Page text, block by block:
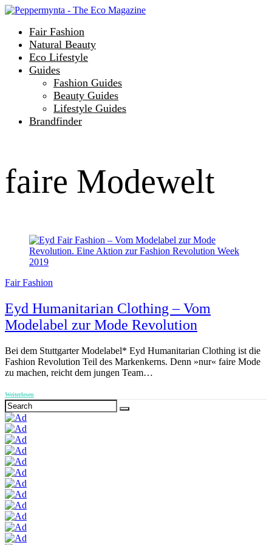
Fair Fashion
Natural Beauty
Eco Lifestyle
Guides
Fashion Guides
Beauty Guides
Lifestyle Guides
Brandfinder
faire Modewelt
Fair Fashion
Eyd Humanitarian Clothing – Vom
Modelabel zur Mode Revolution
Bei dem Stuttgarter Modelabel* Eyd Humanitarian Clothing ist die
Fashion Revolution Teil des Markenkerns. Denn »nur« faire Mode
zu machen, reicht dem jungen Team…
Weiterlesen